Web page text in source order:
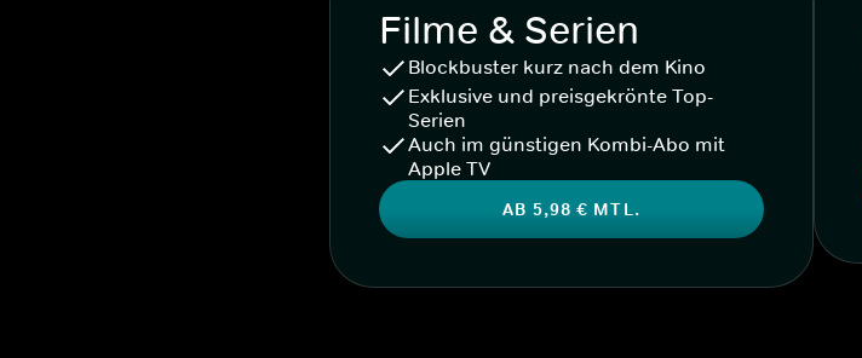
Filme & Serien
Blockbuster kurz nach dem Kino
Exklusive und preisgekrönte Top-
Serien
Auch im günstigen Kombi-Abo mit
Apple TV
AB 5,98 € MTL.